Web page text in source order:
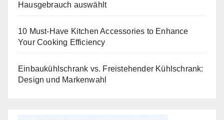
Hausgebrauch auswählt
10 Must-Have Kitchen Accessories to Enhance
Your Cooking Efficiency
Einbaukühlschrank vs. Freistehender Kühlschrank:
Design und Markenwahl